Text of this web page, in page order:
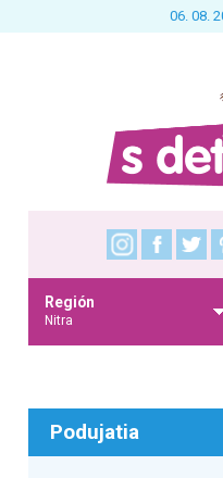
06. 08.
Región
Nitra
Podujatia